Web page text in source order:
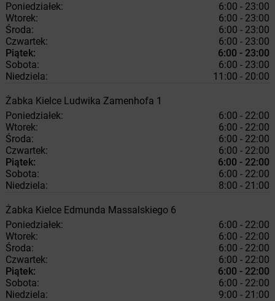
Poniedziałek:
6:00 - 23:00
Wtorek:
6:00 - 23:00
Środa:
6:00 - 23:00
Czwartek:
6:00 - 23:00
Piątek:
6:00 - 23:00
Sobota:
6:00 - 23:00
Niedziela:
11:00 - 20:00
Żabka Kielce Ludwika Zamenhofa 1
Poniedziałek:
6:00 - 22:00
Wtorek:
6:00 - 22:00
Środa:
6:00 - 22:00
Czwartek:
6:00 - 22:00
Piątek:
6:00 - 22:00
Sobota:
6:00 - 22:00
Niedziela:
8:00 - 21:00
Żabka Kielce Edmunda Massalskiego 6
Poniedziałek:
6:00 - 22:00
Wtorek:
6:00 - 22:00
Środa:
6:00 - 22:00
Czwartek:
6:00 - 22:00
Piątek:
6:00 - 22:00
Sobota:
6:00 - 22:00
Niedziela:
9:00 - 21:00